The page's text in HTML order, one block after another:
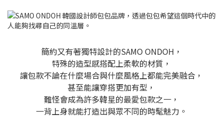
簡約又有著獨特設計的SAMO ONDOH，
特殊的造型感搭配上柔軟的材質，
讓包款不論在什麼場合與什麼風格上都能完美融合，
甚至能讓穿搭更加有型，
難怪會成為許多韓星的最愛包款之一，
一背上身就能打造出與眾不同的時髦魅力。